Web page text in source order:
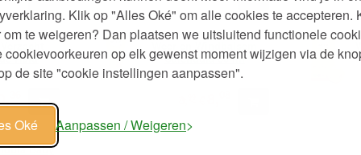
Klik op "Alles Oké" om alle cookies te accepteren.
om te weigeren? Dan plaatsen we uitsluitend functionele
cookievoorkeuren op elk gewenst moment wijzigen via de
de site "cookie instellingen aanpassen".
Oké Aanpassen / Weigeren
Huid
Calendula 30 ml
Baby